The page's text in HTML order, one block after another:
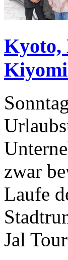
Kyoto,
zwar
Laufe
Jal